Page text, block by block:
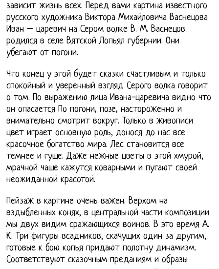
зависит жизнь всех. Перед вами картина известного
русского художника Виктора Михайловича Васнецова
Иван – царевич на Сером волке В. М. Васнецов
родился в селе Вятской Лопьял губернии. Они
убегают от погони.
Что конец у этой будет сказки счастливым и только
спокойный и уверенный взгляд Серого волка говорит
о том. По выражению лица Ивана-царевича видно что
он опасается По погони, позе, настороженно и
внимательно смотрит вокруг. Только в живописи
цвет играет основную роль, донося до нас все
красочное богатство мира. Лес становится все
темнее и гуще. Даже нежные цветы в этой хмурой,
мрачной чаще кажутся коварными и пугают своей
неожиданной красотой.
Пейзаж в картине очень важен. Верхом на
вздыбленных конях, в центральной части композиции
мы двух видим сражающихся воинов. В это время А.
К. Три фигуры всадников, скачущих один за другим,
готовые к бою копья придают полотну динамизм.
Соответствуют сказочным преданиям и образы